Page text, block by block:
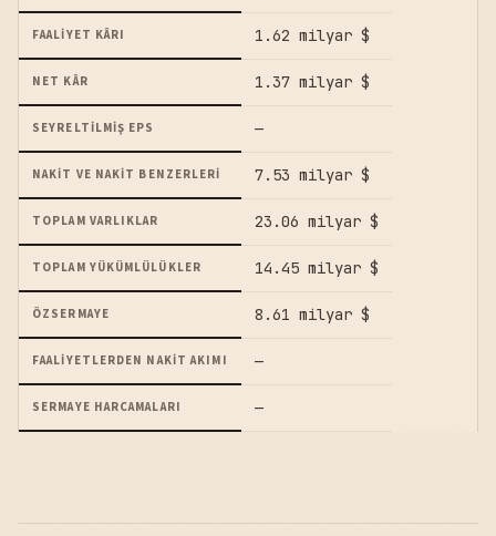
FAALIYET KÂRI 1.62 milyar $
NET KÂR 1.37 milyar $
SEYRELTILMIŞ EPS —
NAKIT VE NAKIT BENZERLERI 7.53 milyar $
TOPLAM VARLIKLAR 23.06 milyar $
TOPLAM YÜKÜMLÜLÜKLER 14.45 milyar $
ÖZSERMAYE 8.61 milyar $
FAALIYETLERDEN NAKIT AKIMI —
SERMAYE HARCAMALARI —